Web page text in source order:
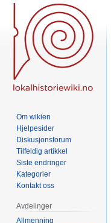
Om wikien
Hjelpesider
Diskusjonsforum
Tilfeldig artikkel
Siste endringer
Kategorier
Kontakt oss
Avdelinger
Allmenning